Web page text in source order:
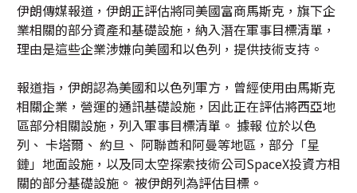
伊朗傳媒報道，伊朗正評估將同美國富商馬斯克，旗下企
業相關的部分資產和基礎設施，納入潛在軍事目標清單，
理由是這些企業涉嫌向美國和以色列，提供技術支持。
報道指，伊朗認為美國和以色列軍方，曾經使用由馬斯克
相關企業，營運的通訊基礎設施，因此正在評估將西亞地
區部分相關設施，列入軍事目標清單。 據報 位於以色
列、 卡塔爾、 約旦、 阿聯酋和阿曼等地區，部分「星
鏈」地面設施，以及同太空探索技術公司SpaceX投資方相
關的部分基礎設施。 被伊朗列為評估目標。